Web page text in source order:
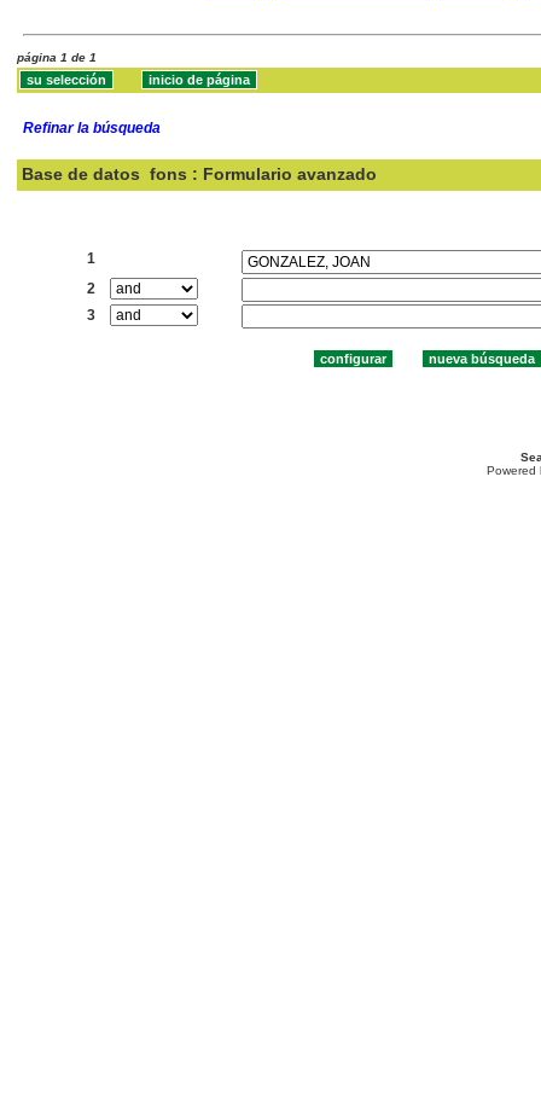
página 1 de 1
Refinar la búsqueda
Base de datos fons : Formulario avanzado
1
2
3
Powered